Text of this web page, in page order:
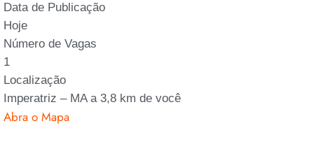
Data de Publicação
Hoje
Número de Vagas
1
Localização
Imperatriz – MA a 3,8 km de você
Abra o Mapa